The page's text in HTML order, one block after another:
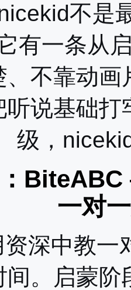
不是
有一条从
、不靠动
听说基础
级，
一对
深中教一
间。启蒙